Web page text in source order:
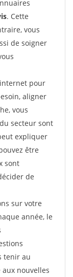
. Cette
vous
de soigner
pour
aligner
vous
secteur sont
expliquer
être
sont
de
sur votre
année, le
tenir au
nouvelles